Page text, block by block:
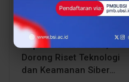
UBSI Buka Call for
Papers ICAISD 2026,
Dorong Riset Teknologi
dan Keamanan Siber…